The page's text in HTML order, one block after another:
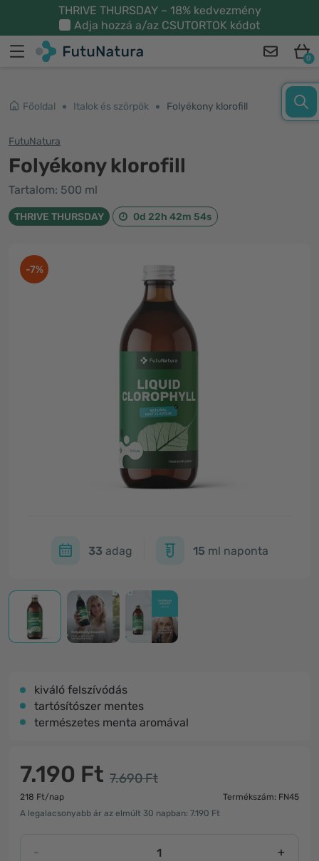
THRIVE THURSDAY – 18% kedvezmény
Adja hozzá a/az CSUTORTOK kódot
0
Főoldal Italok és szörpök Folyékony klorofill
FutuNatura
Folyékony klorofill
Tartalom: 500 ml
THRIVE THURSDAY 0d 22h 42m 53s
-7%
33adag 15 ml naponta
kiváló felszívódás
tartósítószer mentes
természetes menta aromával
7.190 Ft 7.690 Ft
218 Ft/nap
Termékszám: FN45
A legalacsonyabb ár az elmúlt 30 napban: 7.190 Ft
- +